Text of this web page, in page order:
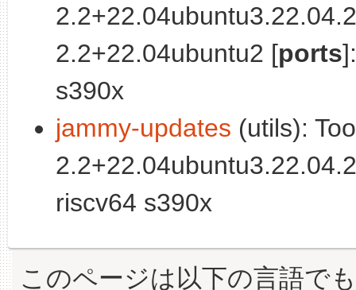
2.2+22.04ubuntu2 [ports
s390x
jammy-updates (utils):
riscv64 s390x
このページは以下の言語で